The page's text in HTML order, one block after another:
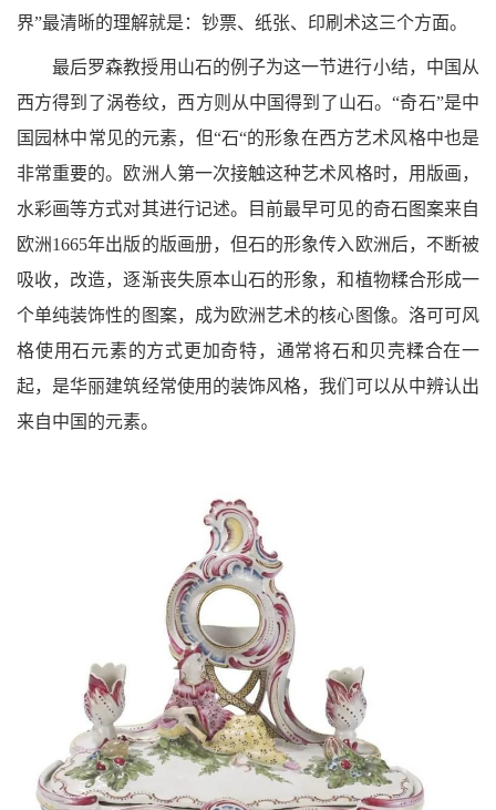
界”最清晰的理解就是：钞票、纸张、印刷术这三个方面。
最后罗森教授用山石的例子为这一节进行小结，中国从
西方得到了涡卷纹，西方则从中国得到了山石。“奇石”是中
国园林中常见的元素，但“石“的形象在西方艺术风格中也是
非常重要的。欧洲人第一次接触这种艺术风格时，用版画，
水彩画等方式对其进行记述。目前最早可见的奇石图案来自
欧洲1665年出版的版画册，但石的形象传入欧洲后，不断被
吸收，改造，逐渐丧失原本山石的形象，和植物糅合形成一
个单纯装饰性的图案，成为欧洲艺术的核心图像。洛可可风
格使用石元素的方式更加奇特，通常将石和贝壳糅合在一
起，是华丽建筑经常使用的装饰风格，我们可以从中辨认出
来自中国的元素。